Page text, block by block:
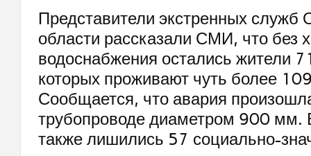
Представители экстренных служб
области рассказали СМИ, что без
водоснабжения остались жители
которых проживают чуть более
Сообщается, что авария
трубопроводе диаметром 900 мм.
также лишились 57 социально-